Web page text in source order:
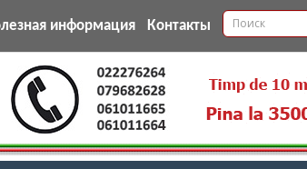
информация Контакты